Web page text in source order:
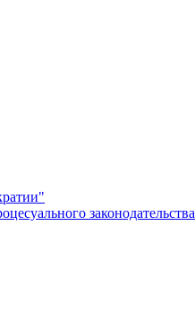
законодательства